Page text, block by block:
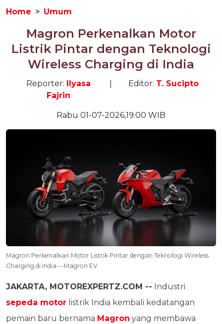
Home Umum
Magron Perkenalkan Motor
Listrik Pintar dengan Teknologi
Wireless Charging di India
Reporter: Ilyasa
Fajrin
Editor: T. Sucipto
Rabu 01-07-2026,19:00 WIB
Magron Perkenalkan Motor Listrik Pintar dengan Teknologi Wireless
Charging di India---Magron EV
JAKARTA, MOTOREXPERTZ.COM -- Industri
sepeda motor listrik India kembali kedatangan
pemain baru bernama Magron yang membawa